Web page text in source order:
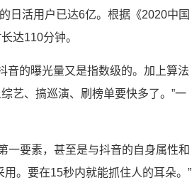
日活用户已达6亿。根据《2020中国
达110分钟。
音的曝光量又是指数级的。加上算法
艺、搞巡演、刷榜单要快多了。”一
一要素，甚至是与抖音的自身属性和
。要在15秒内就能抓住人的耳朵。”